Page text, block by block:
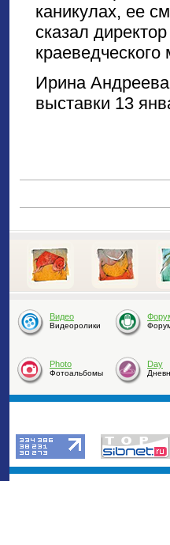
каникулах, ее
сказал
Ирина
выставки 13
Видео
Видеоролики
Photo
Фотоальбомы
Day